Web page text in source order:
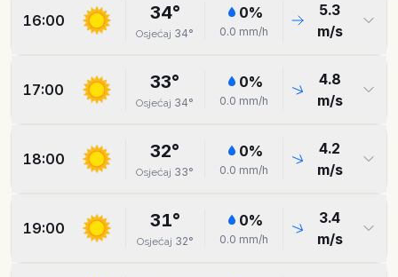
16:00 34°
Osjećaj 34°
0%
0.0 mm/h
5.3
m/s
17:00 33°
Osjećaj 34°
0%
0.0 mm/h
4.8
m/s
18:00 32°
Osjećaj 33°
0%
0.0 mm/h
4.2
m/s
19:00 31°
Osjećaj 32°
0%
0.0 mm/h
3.4
m/s